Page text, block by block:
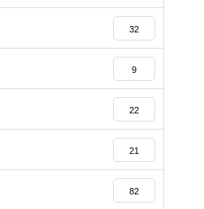
32
9
22
21
82